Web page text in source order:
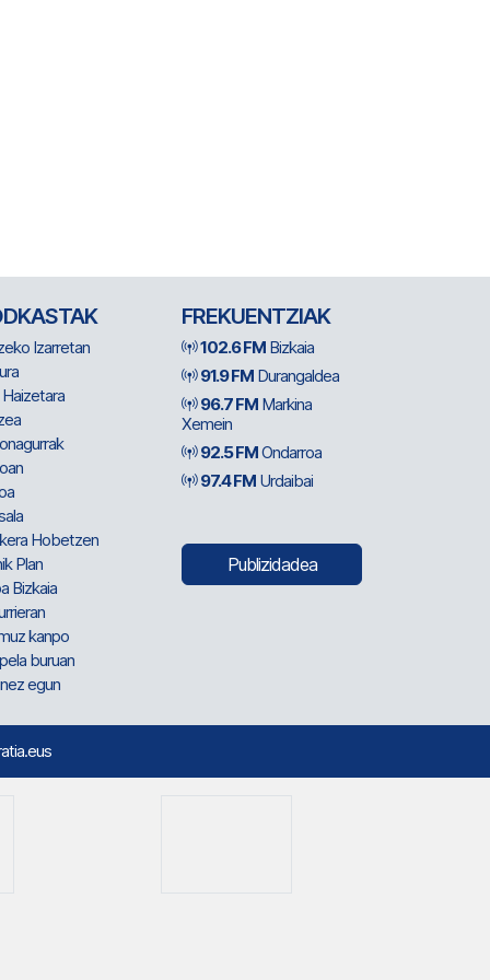
Izarretan
Hobetzen
Plan
Bizkaia
kanpo
buruan
egun
FREKUENTZIAK
102.6 FM Bizkaia
91.9 FM Durangaldea
96.7 FM Markina
Xemein
92.5 FMOndarroa
97.4 FM Urdaibai
Publizidadea